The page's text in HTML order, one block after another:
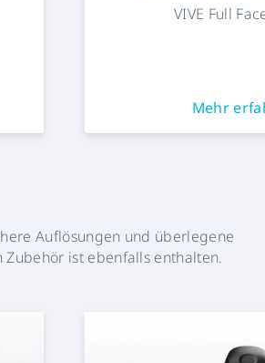
VIVE Full
Mehr
Auflösungen und überlegene
Zubehör ist ebenfalls enthalten.